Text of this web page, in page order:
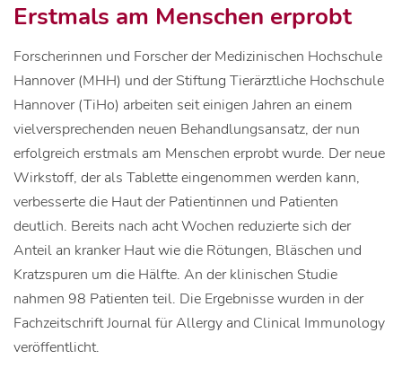
Erstmals am Menschen erprobt
Forscherinnen und Forscher der Medizinischen Hochschule
Hannover (MHH) und der Stiftung Tierärztliche Hochschule
Hannover (TiHo) arbeiten seit einigen Jahren an einem
vielversprechenden neuen Behandlungsansatz, der nun
erfolgreich erstmals am Menschen erprobt wurde. Der neue
Wirkstoff, der als Tablette eingenommen werden kann,
verbesserte die Haut der Patientinnen und Patienten
deutlich. Bereits nach acht Wochen reduzierte sich der
Anteil an kranker Haut wie die Rötungen, Bläschen und
Kratzspuren um die Hälfte. An der klinischen Studie
nahmen 98 Patienten teil. Die Ergebnisse wurden in der
Fachzeitschrift Journal für Allergy and Clinical Immunology
veröffentlicht.